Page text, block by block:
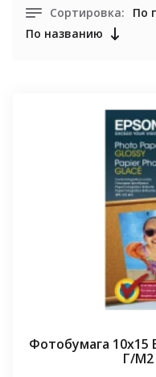
Сортировка: По
По названию
Фотобумага 10х15
Г/М2